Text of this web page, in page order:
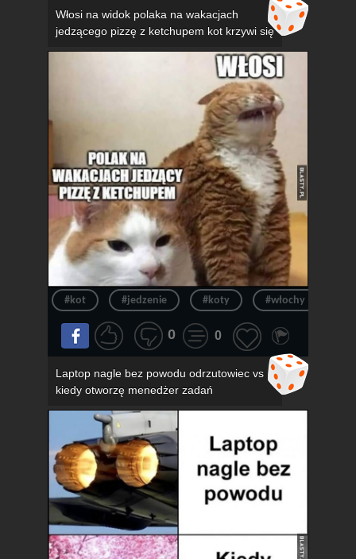
Włosi na widok polaka na wakacjach
jedzącego pizzę z ketchupem kot krzywi się
#kot #jedzenie #koty #włochy
0 0
Laptop nagle bez powodu odrzutowiec vs
kiedy otworzę menedżer zadań